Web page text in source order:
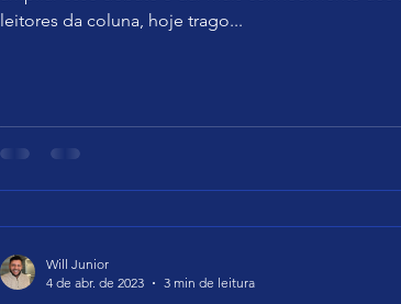
leitores da coluna, hoje trago...
Will Junior
4 de abr. de 2023
3 min de leitura